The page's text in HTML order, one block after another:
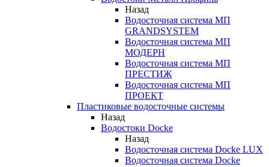
Назад
Водосточная система МП
GRANDSYSTEM
Водосточная система МП
МОДЕРН
Водосточная система МП
ПРЕСТИЖ
Водосточная система МП
ПРОЕКТ
Пластиковые водосточные системы
Назад
Водостоки Docke
Назад
Водосточная система Docke LUX
Водосточная система Docke